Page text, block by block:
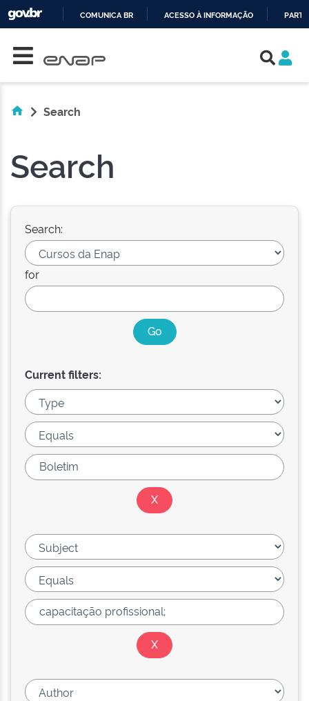
COMUNICA BR ACESSO À INFORMAÇÃO
Search
Search
Search:
for
Current filters: